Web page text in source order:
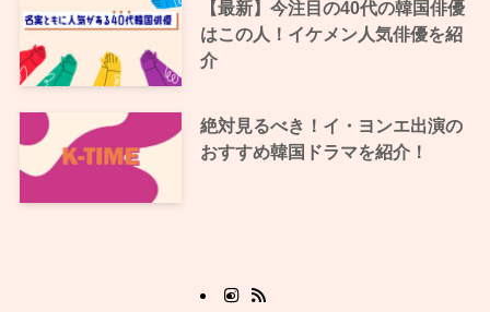
【最新】今注目の40代の韓国俳優
はこの人！イケメン人気俳優を紹
介
絶対見るべき！イ・ヨンエ出演の
おすすめ韓国ドラマを紹介！